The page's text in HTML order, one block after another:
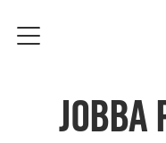
meny
Jobba